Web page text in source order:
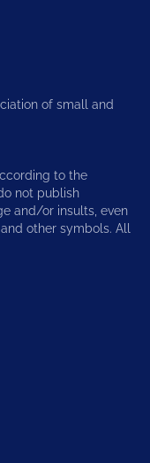
of small and
to the
not publish
and/or insults, even
other symbols. All